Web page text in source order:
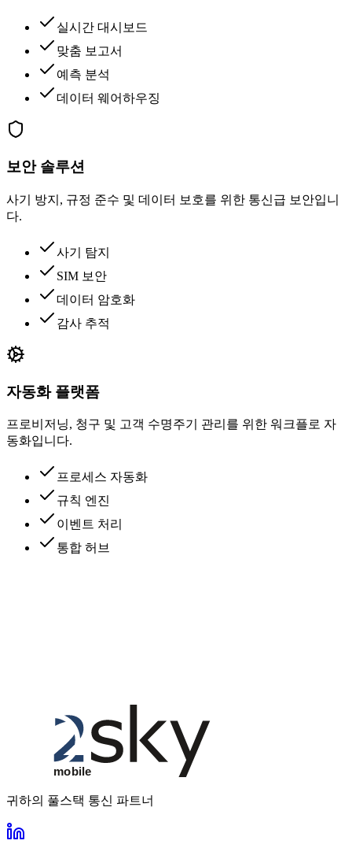
실시간 대시보드
맞춤 보고서
예측 분석
데이터 웨어하우징
보안 솔루션
사기 방지, 규정 준수 및 데이터 보호를 위한 통신급 보안입니
다.
사기 탐지
SIM 보안
데이터 암호화
감사 추적
자동화 플랫폼
프로비저닝, 청구 및 고객 수명주기 관리를 위한 워크플로 자
동화입니다.
프로세스 자동화
규칙 엔진
이벤트 처리
통합 허브
귀하의 풀스택 통신 파트너